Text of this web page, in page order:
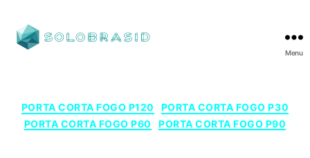
Menu
PORTA CORTA FOGO P120
PORTA CORTA FOGO P30
PORTA CORTA FOGO P60
PORTA CORTA FOGO P90